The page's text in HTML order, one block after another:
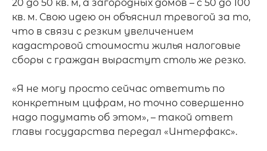
20 до 50 кв. м, а загородных домов – с 50 до 100
кв. м. Свою идею он объяснил тревогой за то,
что в связи с резким увеличением
кадастровой стоимости жилья налоговые
сборы с граждан вырастут столь же резко.
«Я не могу просто сейчас ответить по
конкретным цифрам, но точно совершенно
надо подумать об этом», – такой ответ
главы государства передал «Интерфакс».